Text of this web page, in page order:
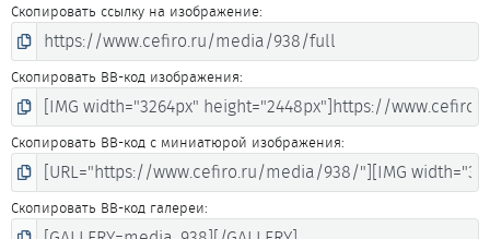
Скопировать ссылку на изображение
Скопировать BB-код изображения
Скопировать BB-код с миниатюрой изображения
Скопировать BB-код галереи